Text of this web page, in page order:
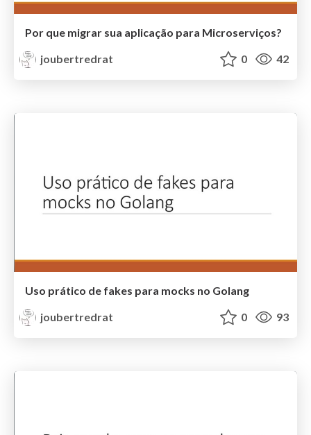
Por que migrar sua aplicação para Microserviços?
joubertredrat
0 42
Uso prático de fakes para mocks no Golang
joubertredrat
0 93